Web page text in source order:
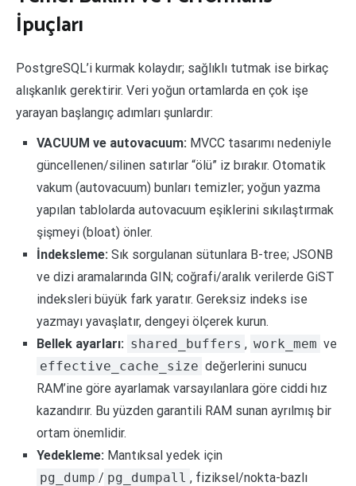
İpuçları
PostgreSQL’i kurmak kolaydır; sağlıklı tutmak ise birkaç
alışkanlık gerektirir. Veri yoğun ortamlarda en çok işe
yarayan başlangıç adımları şunlardır:
VACUUM ve autovacuum: MVCC tasarımı nedeniyle
güncellenen/silinen satırlar “ölü” iz bırakır. Otomatik
vakum (autovacuum) bunları temizler; yoğun yazma
yapılan tablolarda autovacuum eşiklerini sıkılaştırmak
şişmeyi (bloat) önler.
İndeksleme: Sık sorgulanan sütunlara B-tree; JSONB
ve dizi aramalarında GIN; coğrafi/aralık verilerde GiST
indeksleri büyük fark yaratır. Gereksiz indeks ise
yazmayı yavaşlatır, dengeyi ölçerek kurun.
Bellek ayarları: shared_buffers , work_mem ve
effective_cache_size değerlerini sunucu
RAM’ine göre ayarlamak varsayılanlara göre ciddi hız
kazandırır. Bu yüzden garantili RAM sunan ayrılmış bir
ortam önemlidir.
Yedekleme: Mantıksal yedek için
pg_dump / pg_dumpall , fiziksel/nokta-bazlı